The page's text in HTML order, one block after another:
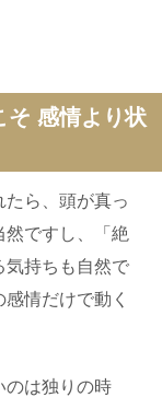
そ 感情より状
ら、頭が真っ
ですし、「絶
気持ちも自然で
情だけで動く
のは独りの時